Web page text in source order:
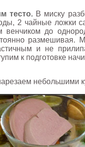
тесто.В миску
2 чайные ложки
венчиком до
размешивая.
и не
к подготовке
небольшими